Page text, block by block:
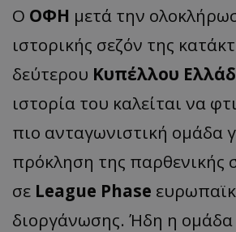
Ο ΟΦΗ μετά την
ιστορικής σεζόν της
δεύτερου Κυπέλλου
ιστορία του καλείται να
πιο ανταγωνιστική ομάδα
πρόκληση της παρθενικής
σε League Phase
διοργάνωσης. Ήδη η